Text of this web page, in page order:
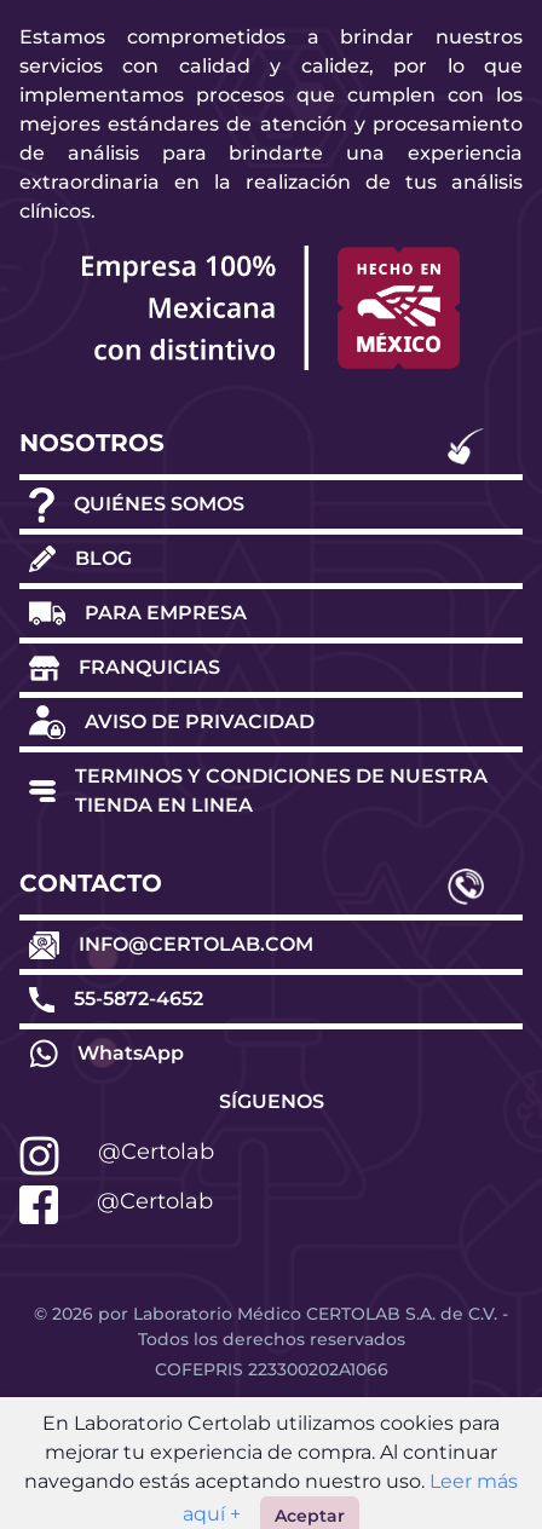
Estamos comprometidos a brindar nuestros
servicios con calidad y calidez, por lo que
implementamos procesos que cumplen con los
mejores estándares de atención y procesamiento
de análisis para brindarte una experiencia
extraordinaria en la realización de tus análisis
clínicos.
NOSOTROS
QUIÉNES SOMOS
BLOG
PARA EMPRESA
FRANQUICIAS
AVISO DE PRIVACIDAD
TERMINOS Y CONDICIONES DE NUESTRA
TIENDA EN LINEA
CONTACTO
INFO@CERTOLAB.COM
55-5872-4652
WhatsApp
SÍGUENOS
@Certolab
@Certolab
© 2026 por Laboratorio Médico CERTOLAB S.A. de C.V. -
Todos los derechos reservados
COFEPRIS 223300202A1066
En Laboratorio Certolab utilizamos cookies para
mejorar tu experiencia de compra. Al continuar
navegando estás aceptando nuestro uso. Leer más
aquí +
Aceptar